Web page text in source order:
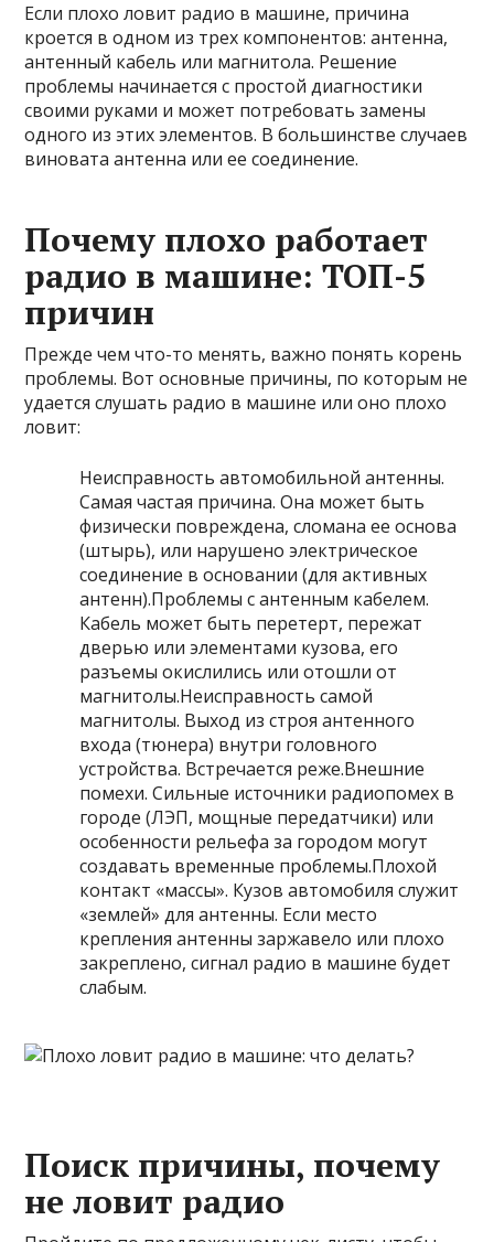
Если плохо ловит радио в машине, причина
кроется в одном из трех компонентов: антенна,
антенный кабель или магнитола. Решение
проблемы начинается с простой диагностики
своими руками и может потребовать замены
одного из этих элементов. В большинстве случаев
виновата антенна или ее соединение.
Почему плохо работает
радио в машине: ТОП-5
причин
Прежде чем что-то менять, важно понять корень
проблемы. Вот основные причины, по которым не
удается слушать радио в машине или оно плохо
ловит:
Неисправность автомобильной антенны.
Самая частая причина. Она может быть
физически повреждена, сломана ее основа
(штырь), или нарушено электрическое
соединение в основании (для активных
антенн).Проблемы с антенным кабелем.
Кабель может быть перетерт, пережат
дверью или элементами кузова, его
разъемы окислились или отошли от
магнитолы.Неисправность самой
магнитолы. Выход из строя антенного
входа (тюнера) внутри головного
устройства. Встречается реже.Внешние
помехи. Сильные источники радиопомех в
городе (ЛЭП, мощные передатчики) или
особенности рельефа за городом могут
создавать временные проблемы.Плохой
контакт «массы». Кузов автомобиля служит
«землей» для антенны. Если место
крепления антенны заржавело или плохо
закреплено, сигнал радио в машине будет
слабым.
Поиск причины, почему
не ловит радио